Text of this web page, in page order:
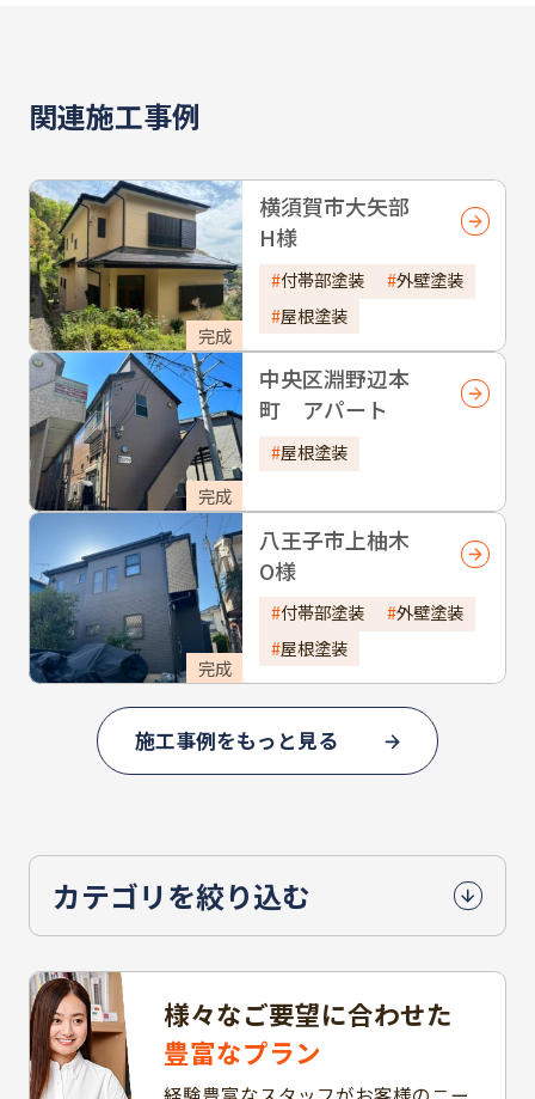
関連施工事例
完成
横須賀市大矢部
H様
付帯部塗装
外壁塗装
屋根塗装
完成
中央区淵野辺本
町 アパート
屋根塗装
完成
八王子市上柚木
O様
付帯部塗装
外壁塗装
屋根塗装
施工事例をもっと見る
カテゴリを絞り込む
様々なご要望に合わせた
豊富なプラン